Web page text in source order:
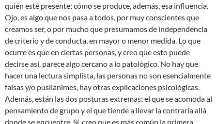
quién esté presente; cómo se produce, además, esa influencia.
Ojo, es algo que nos pasa a todos, por muy conscientes que
creamos ser, o por mucho que presumamos de independencia
de criterio y de conducta, en mayor o menor medida. Lo que
ocurre es que en ciertas personas, y creo que esto puede
decirse así, parece algo cercano a lo patológico. No hay que
hacer una lectura simplista, las personas no son esencialmente
falsas y/o pusilánimes, hay otras explicaciones psicológicas.
Además, están las dos posturas extremas: el que se acomoda al
pensamiento de grupo y el que tiende a llevar la contraria allá
donde se encuentre. Sí, creo que es más común la primera